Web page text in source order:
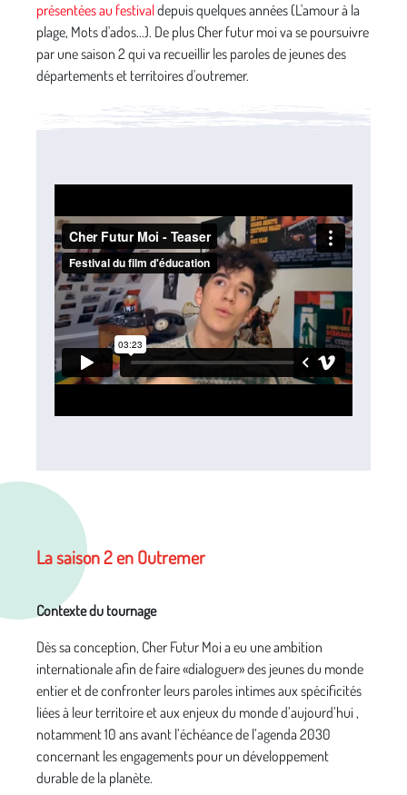
présentées au festivaldepuis quelques années (L'amour à la
plage, Mots d'ados...). De plus Cher futur moi va se poursuivre
par une saison 2 qui va recueillir les paroles de jeunes des
départements et territoires d'outremer.
La saison 2 en Outremer
Contexte du tournage
Dès sa conception, Cher Futur Moi a eu une ambition
internationale afin de faire «dialoguer» des jeunes du monde
entier et de confronter leurs paroles intimes aux spécificités
liées à leur territoire et aux enjeux du monde d’aujourd’hui ,
notamment 10 ans avant l’échéance de l’agenda 2030
concernant les engagements pour un développement
durable de la planète.